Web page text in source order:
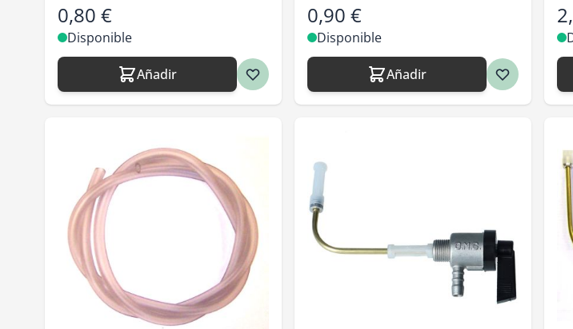
0,80 €
Disponible
Añadir
0,90 €
Disponible
Añadir